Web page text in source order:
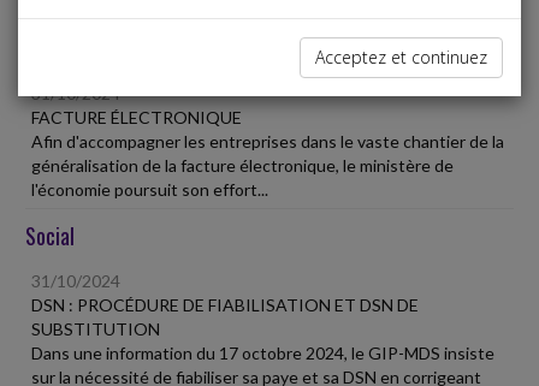
31/10/2024
FACTURE ÉLECTRONIQUE
Afin d'accompagner les entreprises dans le vaste chantier de la
généralisation de la facture électronique, le ministère de
l'économie poursuit son effort...
Social
31/10/2024
DSN : PROCÉDURE DE FIABILISATION ET DSN DE
SUBSTITUTION
Dans une information du 17 octobre 2024, le GIP-MDS insiste
sur la nécessité de fiabiliser sa paye et sa DSN en corrigeant
Acceptez et continuez